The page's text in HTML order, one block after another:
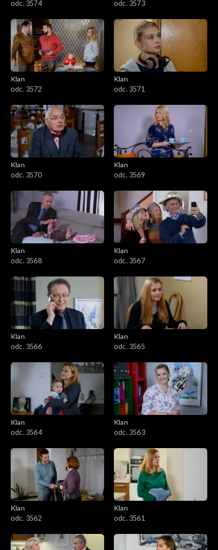
odc. 3574 odc. 3573
Klan
odc. 3572
Klan
odc. 3571
Klan
odc. 3570
Klan
odc. 3569
Klan
odc. 3568
Klan
odc. 3567
Klan
odc. 3566
Klan
odc. 3565
Klan
odc. 3564
Klan
odc. 3563
Klan
odc. 3562
Klan
odc. 3561